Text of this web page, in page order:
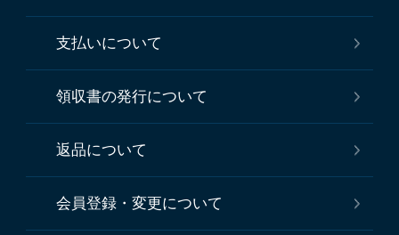
支払いについて
領収書の発行について
返品について
会員登録・変更について